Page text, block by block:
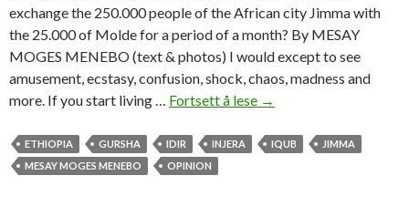
exchange the 250.000 people of the African city Jimma with
the 25.000 of Molde for a period of a month? By MESAY
MOGES MENEBO (text & photos) I would except to see
amusement, ecstasy, confusion, shock, chaos, madness and
more. If you start living … Fortsett å lese L
t
→
ETHIOPIA GURSHA IDIR INJERA IQUB
JIMMA
MESAY MOGES MENEBO
OPINION